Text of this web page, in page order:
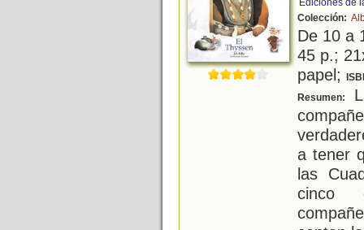
Ediciones de
Colección:
De 10 a
45 p.;
papel;
Resumen:
a tener
las
cinco